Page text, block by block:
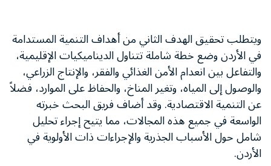
ويتطلب تحقيق الهدف الثاني من أهداف التنمية المستدامة
في الأردن وضع خطة شاملة تتناول الديناميكيات الإقليمية،
والتفاعل بين انعدام الأمن الغذائي والفقر، والإنتاج الزراعي،
والوصول إلى المياه، وتغير المناخ، والحفاظ على الموارد، فضلاً
عن التنمية الاقتصادية. وقد أضاف فريق البحث خبرته
الواسعة في جميع هذه المجالات، مما يتيح إجراء تحليل
شامل حول الأسباب الجذرية والإجراءات ذات الأولوية في
الأردن.